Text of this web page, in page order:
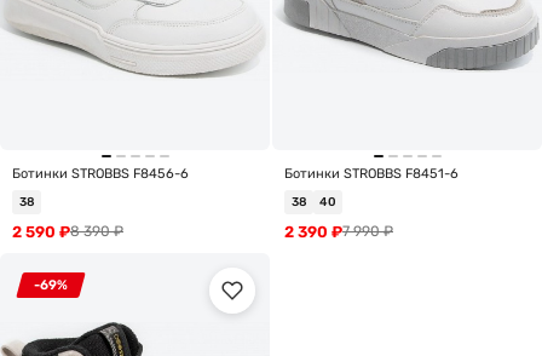
Ботинки STROBBS F8456-6
38
8 390₽
2 590 ₽
Ботинки STROBBS F8451-6
38 40
7 990₽
2 390 ₽
-69%